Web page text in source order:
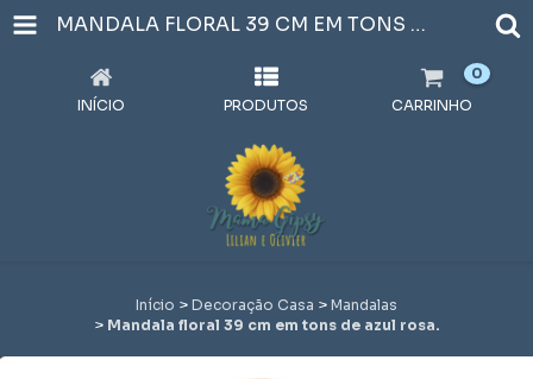
MANDALA FLORAL 39 CM EM TONS DE AZUL ROSA.
INÍCIO PRODUTOS CARRINHO
0
Início > Decoração Casa > Mandalas
> Mandala floral 39 cm em tons de azul rosa.